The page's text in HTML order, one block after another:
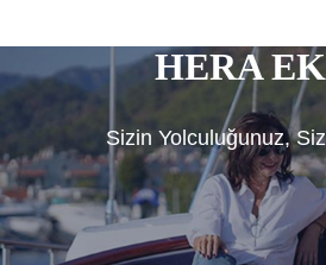
HERA
Sizin Yolculuğunuz,